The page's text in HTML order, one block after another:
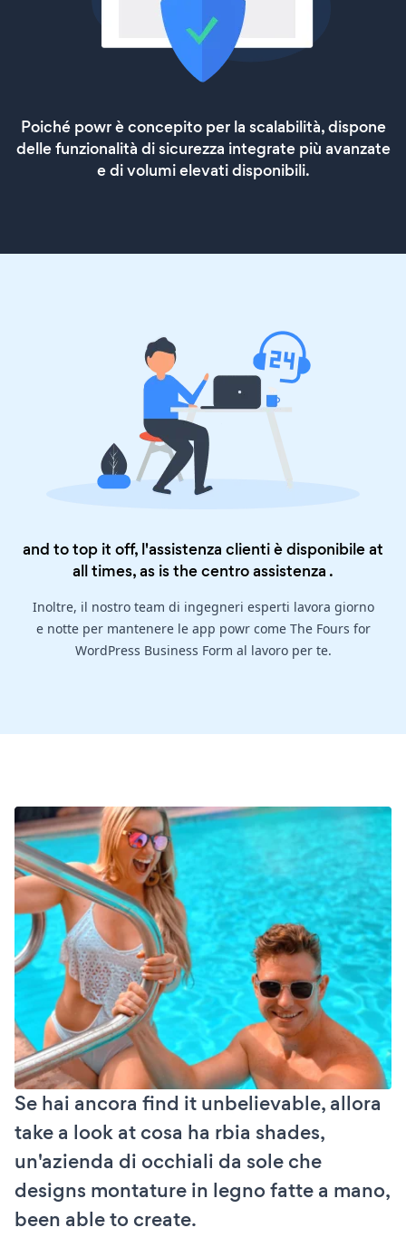
Poiché powr è concepito per la scalabilità, dispone
delle funzionalità di sicurezza integrate più avanzate
e di volumi elevati disponibili.
and to top it off, l'assistenza clienti è disponibile at
all times, as is thecentro assistenza .
Inoltre, il nostro team di ingegneri esperti lavora giorno
e notte per mantenere le app powr come The Fours for
WordPress Business Form al lavoro per te.
Se hai ancora find it unbelievable, allora
take a look at cosa ha rbia shades,
un'azienda di occhiali da sole che
designs montature in legno fatte a mano,
been able to create.